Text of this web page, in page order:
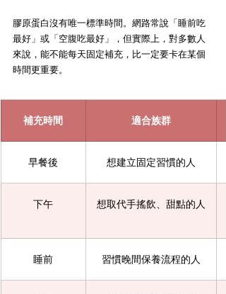
膠原蛋白沒有唯一標準時間。網路常說「睡前吃
最好」或「空腹吃最好」，但實際上，對多數人
來說，能不能每天固定補充，比一定要卡在某個
時間更重要。
補充時間 適合族群
早餐後 想建立固定習慣的人
下午 想取代手搖飲、甜點的人
睡前 習慣晚間保養流程的人